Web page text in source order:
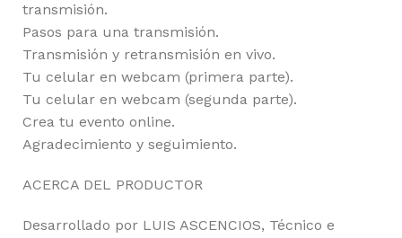
transmisión.
Pasos para una transmisión.
Transmisión y retransmisión en vivo.
Tu celular en webcam (primera parte).
Tu celular en webcam (segunda parte).
Crea tu evento online.
Agradecimiento y seguimiento.
ACERCA DEL PRODUCTOR
Desarrollado por LUIS ASCENCIOS, Técnico e